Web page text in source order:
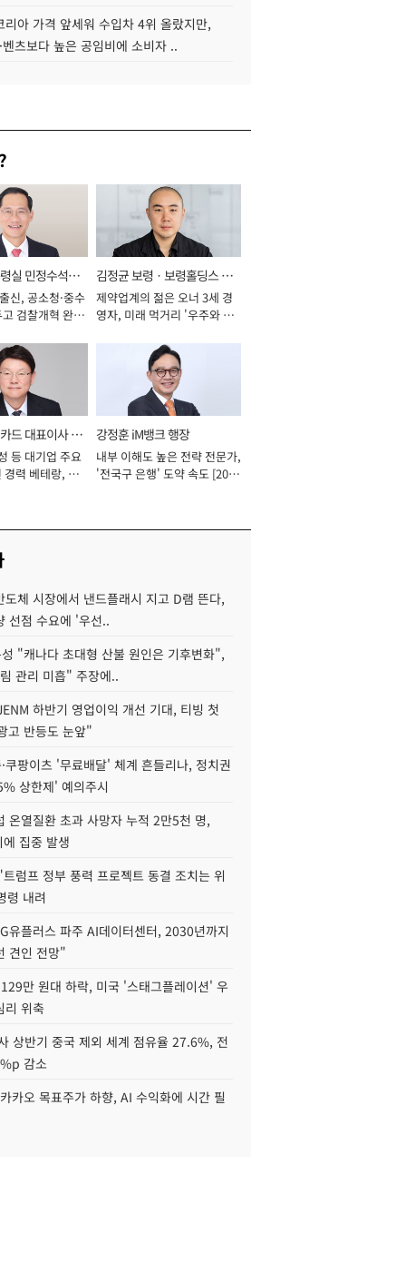
리아 가격 앞세워 수입차 4위 올랐지만,
벤츠보다 높은 공임비에 소비자 ..
실 민정수석비
신, 공소청·중수
검찰개혁 완수
김정균 보령ㆍ보령홀딩스 대
표이사 사장
제약업계의 젊은 오너 3세 경
영자, 미래 먹거리 '우주와 헬
드 대표이사 사
등 대기업 주요
경력 베테랑, 신
강정훈 iM뱅크 행장
내부 이해도 높은 전략 전문가,
'전국구 은행' 도약 속도 [2026
도체 시장에서 낸드플래시 지고 D램 뜬다,
선점 수요에 '우선..
"캐나다 초대형 산불 원인은 기후변화",
관리 미흡" 주장에..
하반기 영업이익 개선 기대, 티빙 첫
고 반등도 눈앞"
쿠팡이츠 '무료배달' 체계 흔들리나, 정치권
상한제' 예의주시
온열질환 초과 사망자 누적 2만5천 명,
집중 발생
럼프 정부 풍력 프로젝트 동결 조치는 위
령 내려
유플러스 파주 AI데이터센터, 2030년까지
견인 전망"
만 원대 하락, 미국 '스태그플레이션' 우
리 위축
상반기 중국 제외 세계 점유율 27.6%, 전
감소
카오 목표주가 하향, AI 수익화에 시간 필